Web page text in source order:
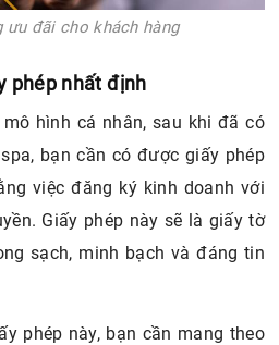
ưu đãi cho khách hàng
phép nhất định
hình cá nhân, sau khi đã có
bạn cần có được giấy phép
việc đăng ký kinh doanh với
Giấy phép này sẽ là giấy tờ
sạch, minh bạch và đáng tin
phép này, bạn cần mang theo